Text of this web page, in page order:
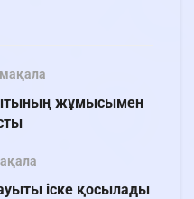
жұмысымен
іске қосылады